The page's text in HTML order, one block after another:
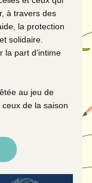
à travers des
la protection
solidaire.
la part d’intime
au jeu de
de la saison